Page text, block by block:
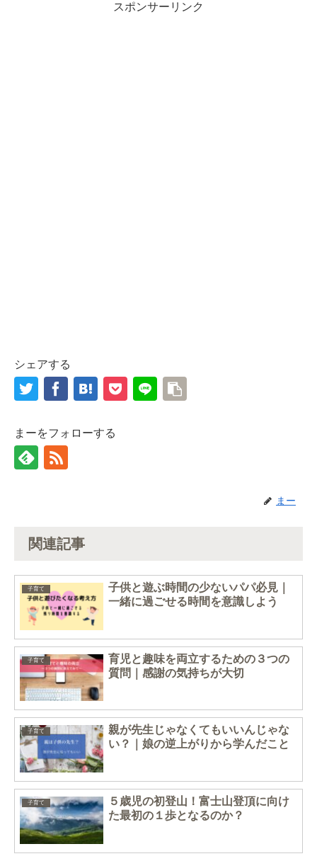
スポンサーリンク
シェアする
まーをフォローする
まー
関連記事
子育て
子供と遊ぶ時間の少ないパパ必見｜
一緒に過ごせる時間を意識しよう
子育て
育児と趣味を両立するための３つの
質問｜感謝の気持ちが大切
子育て
親が先生じゃなくてもいいんじゃな
い？｜娘の逆上がりから学んだこと
子育て
５歳児の初登山！富士山登頂に向け
た最初の１歩となるのか？